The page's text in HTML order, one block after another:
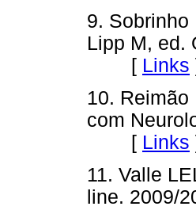
9. Sobrinho
Lipp M, ed.
[ Links
10.
com
[ Links
11. Valle
line.